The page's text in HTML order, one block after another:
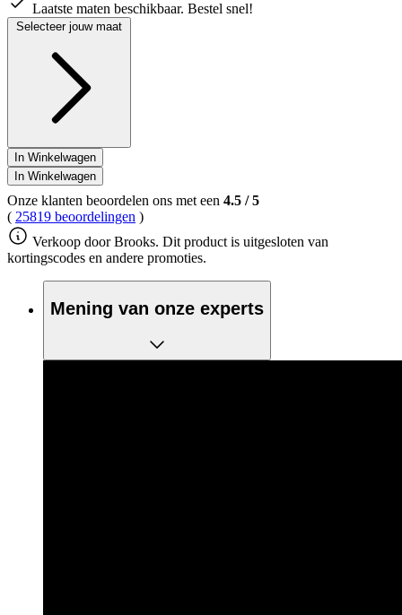
Laatste maten beschikbaar. Bestel snel!
Selecteer jouw maat
In Winkelwagen
In Winkelwagen
Onze klanten beoordelen ons met een 4.5 /5
( 25819 beoordelingen )
Verkoop door Brooks. Dit product is uitgesloten van
kortingscodes en andere promoties.
Mening van onze experts